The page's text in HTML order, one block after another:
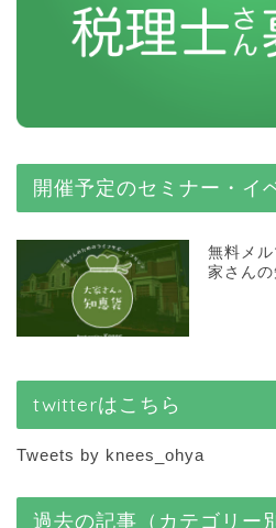
開催予定のセミナー・イ
無料メ
家さんの
twitterはこちら
Tweets by knees_ohya
過去の記事（カテゴリー